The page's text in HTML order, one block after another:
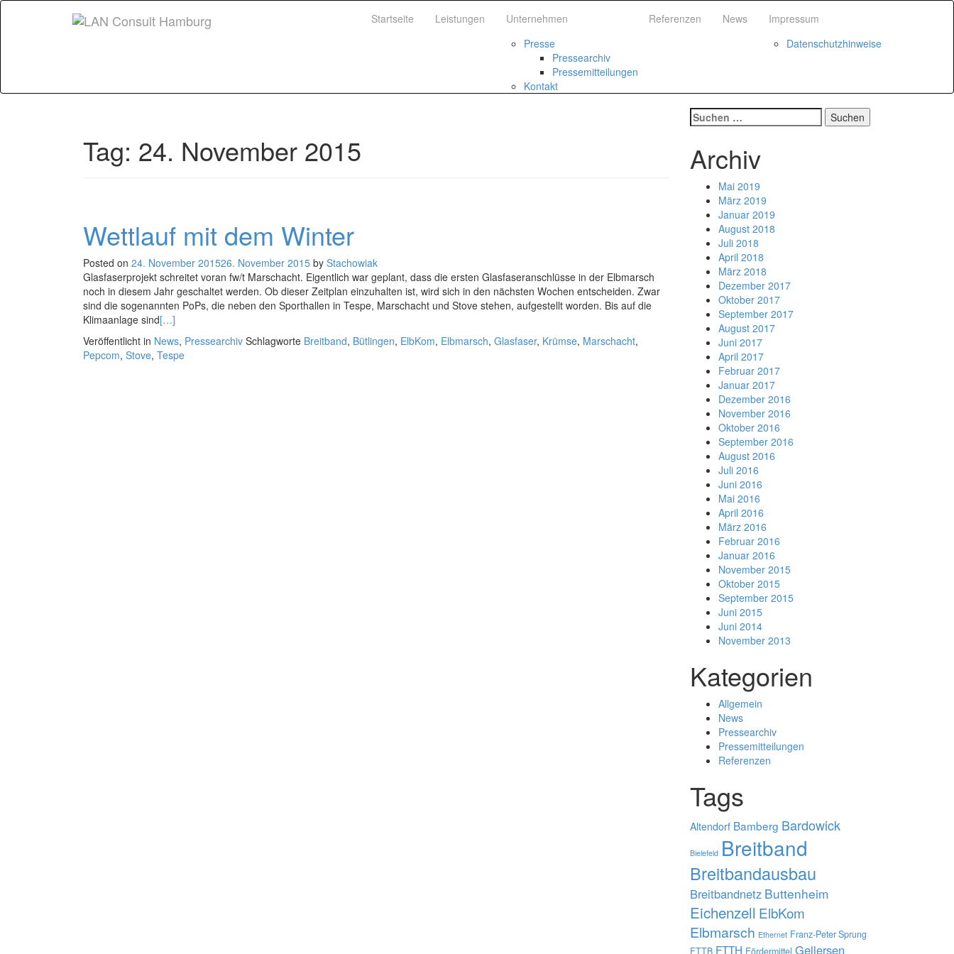
Startseite Leistungen
Unternehmen
Presse
Pressearchiv
Pressemitteilungen
Kontakt
Referenzen News
Impressum
Datenschutzhinweise
Tag: 24. November 2015
Wettlauf mit dem Winter
Posted on 24. November 201526. November 2015 by Stachowiak
Glasfaserprojekt schreitet voran fw/t Marschacht. Eigentlich war geplant, dass die ersten Glasfaseranschlüsse in der Elbmarsch
noch in diesem Jahr geschaltet werden. Ob dieser Zeitplan einzuhalten ist, wird sich in den nächsten Wochen entscheiden. Zwar
sind die sogenannten PoPs, die neben den Sporthallen in Tespe, Marschacht und Stove stehen, aufgestellt worden. Bis auf die
Klimaanlage sind[…]
Veröffentlicht in News, Pressearchiv Schlagworte Breitband, Bütlingen, ElbKom, Elbmarsch, Glasfaser, Krümse, Marschacht,
Pepcom, Stove, Tespe
Suchen
nach:
Archiv
Mai 2019
März 2019
Januar 2019
August 2018
Juli 2018
April 2018
März 2018
Dezember 2017
Oktober 2017
September 2017
August 2017
Juni 2017
April 2017
Februar 2017
Januar 2017
Dezember 2016
November 2016
Oktober 2016
September 2016
August 2016
Juli 2016
Juni 2016
Mai 2016
April 2016
März 2016
Februar 2016
Januar 2016
November 2015
Oktober 2015
September 2015
Juni 2015
Juni 2014
November 2013
Kategorien
Allgemein
News
Pressearchiv
Pressemitteilungen
Referenzen
Tags
Altendorf Bamberg Bardowick
Bielefeld Breitband
Breitbandausbau
Breitbandnetz Buttenheim
Eichenzell ElbKom
Elbmarsch Ethernet Franz-Peter Sprung
FTTB FTTH Fördermittel Gellersen